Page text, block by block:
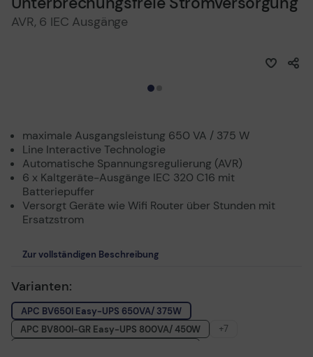
AVR, 6 IEC Ausgänge
maximale Ausgangsleistung 650 VA / 375 W
Line Interactive Technologie
Automatische Spannungsregulierung (AVR)
6 x Kaltgeräte-Ausgänge IEC 320 C16 mit
Batteriepuffer
Versorgt Geräte wie Wifi Router über Stunden mit
Ersatzstrom
Zur vollständigen Beschreibung
Varianten:
APC BV650I Easy-UPS 650VA/ 375W
APC BV800I-GR Easy-UPS 800VA/ 450W
+7